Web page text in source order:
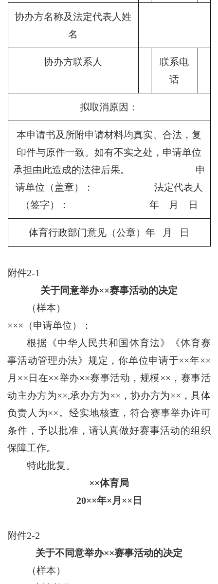
协办方名称及法定代表人姓
名
协办方联系人
联系电
话
拟取消原因：
本申请书及所附申请材料均真实、合法，复
印件与原件一致。如有不实之处，申请单位
承担由此造成的法律后果。 申
请单位（盖章）： 法定代表人
（签字）： 年 月 日
体育行政部门意见（公章）年 月 日
附件2-1
关于同意举办××赛事活动的决定
（样本）
×××（申请单位）：
根据《中华人民共和国体育法》《体育赛
事活动管理办法》规定，你单位申请于××年××
月××日在××举办××赛事活动，规模××，赛事活
动主办方为××,承办方为××，协办方为××，具体
负责人为××。经实地核查，符合赛事举办许可
条件，予以批准，请认真做好赛事活动的组织
保障工作。
特此批复。
××体育局
20××年×月××日
附件2-2
关于不同意举办××赛事活动的决定
（样本）